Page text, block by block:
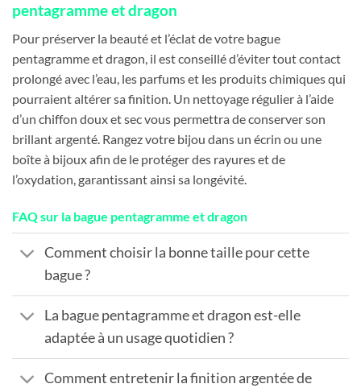
pentagramme et dragon
Pour préserver la beauté et l’éclat de votre bague
pentagramme et dragon, il est conseillé d’éviter tout contact
prolongé avec l’eau, les parfums et les produits chimiques qui
pourraient altérer sa finition. Un nettoyage régulier à l’aide
d’un chiffon doux et sec vous permettra de conserver son
brillant argenté. Rangez votre bijou dans un écrin ou une
boîte à bijoux afin de le protéger des rayures et de
l’oxydation, garantissant ainsi sa longévité.
FAQ sur la bague pentagramme et dragon
Comment choisir la bonne taille pour cette
bague ?
La bague pentagramme et dragon est-elle
adaptée à un usage quotidien ?
Comment entretenir la finition argentée de